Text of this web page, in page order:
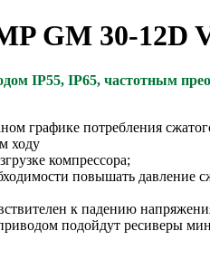
GM 30-12D
IP55, IP65, частотным
графике потребления
ходу
компрессора;
повышать давление
к падению
подойдут ресиверы